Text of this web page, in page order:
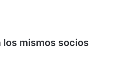
mismos socios